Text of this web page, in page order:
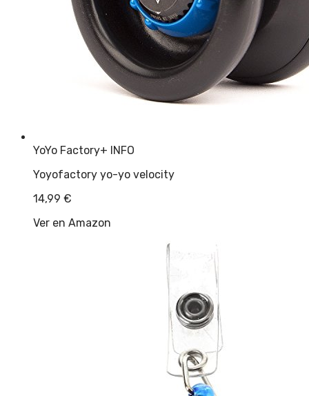
YoYo Factory+ INFO
Yoyofactory yo-yo velocity
14,99 €
Ver en Amazon